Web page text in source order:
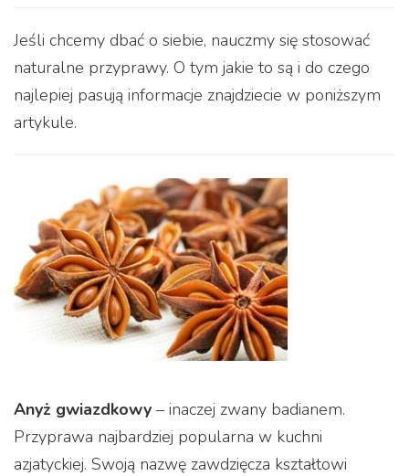
Jeśli chcemy dbać o siebie, nauczmy się stosować
naturalne przyprawy. O tym jakie to są i do czego
najlepiej pasują informacje znajdziecie w poniższym
artykule.
Anyż gwiazdkowy – inaczej zwany badianem.
Przyprawa najbardziej popularna w kuchni
azjatyckiej. Swoją nazwę zawdzięcza kształtowi